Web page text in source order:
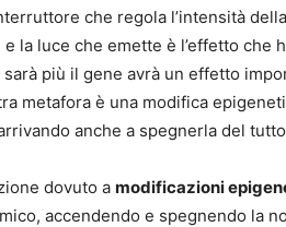
che regola l’intensità
la luce che emette è l’effetto che
più il gene avrà un effetto
metafora è una modifica
anche a spegnerla del
dovuto a modificazioni
accendendo e spegnendo la